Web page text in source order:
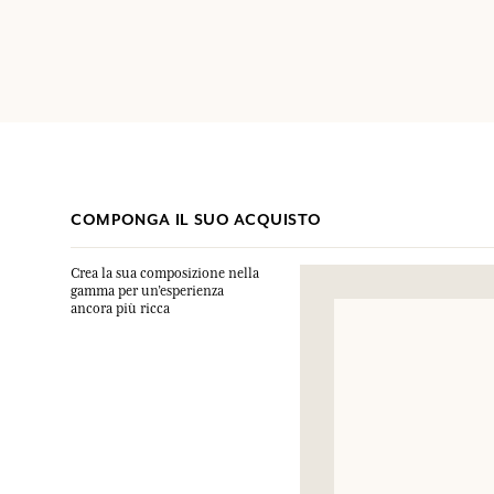
COMPONGA IL SUO ACQUISTO
Crea la sua composizione nella
gamma per un’esperienza
ancora più ricca